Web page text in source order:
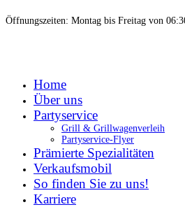
Öffnungszeiten: Montag bis Freitag von
Home
Über uns
Partyservice
Grill & Grillwagenverleih
Partyservice-Flyer
Prämierte Spezialitäten
Verkaufsmobil
So finden Sie zu uns!
Karriere